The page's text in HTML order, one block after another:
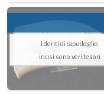
I denti di capodoglio
incisi sono veri tesori